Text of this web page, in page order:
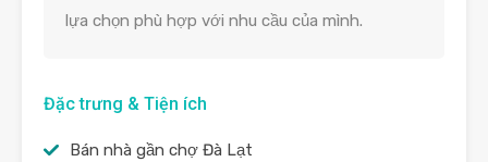
lựa chọn phù hợp với nhu cầu của mình.
Đặc trưng & Tiện ích
Bán nhà gần chợ Đà Lạt